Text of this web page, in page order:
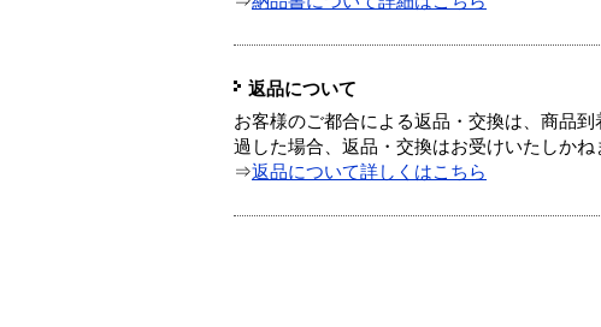
返品について
お客様のご都合による返品・交換は、商品
過した場合、返品・交換はお受けいたしかね
⇒返品について詳しくはこちら